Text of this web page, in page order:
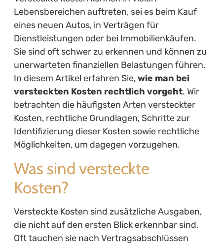
Lebensbereichen auftreten, sei es beim Kauf
eines neuen Autos, in Verträgen für
Dienstleistungen oder bei Immobilienkäufen.
Sie sind oft schwer zu erkennen und können zu
unerwarteten finanziellen Belastungen führen.
In diesem Artikel erfahren Sie,wie man bei
versteckten Kosten rechtlich vorgeht. Wir
betrachten die häufigsten Arten versteckter
Kosten, rechtliche Grundlagen, Schritte zur
Identifizierung dieser Kosten sowie rechtliche
Möglichkeiten, um dagegen vorzugehen.
Was sind versteckte
Kosten?
Versteckte Kosten sind zusätzliche Ausgaben,
die nicht auf den ersten Blick erkennbar sind.
Oft tauchen sie nach Vertragsabschlüssen